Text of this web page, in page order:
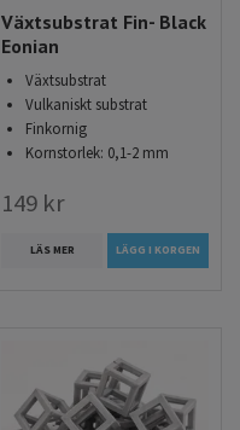
Växtsubstrat Fin- Black
Eonian
Växtsubstrat
Vulkaniskt substrat
Finkornig
Kornstorlek: 0,1-2 mm
149 kr
LÄS MER LÄGG I KORGEN